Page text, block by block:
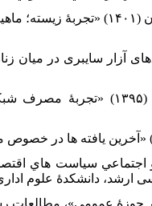
۱۶. قاسمی پور قدرت؛ جوکار، منوچهر
«کاوش کیفی فرایندهای آزار
۱۸. محمدی, جمال؛ خالق پناه،
اثرات اخلاقي و اجتماعي